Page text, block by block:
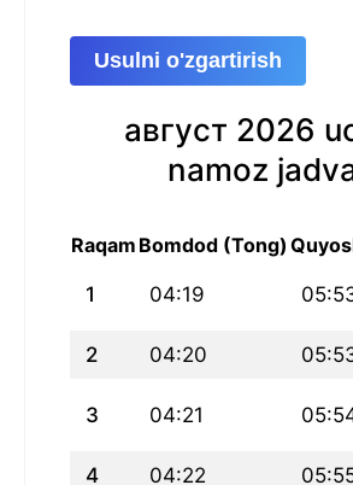
Usulni o'zgartirish
август 2026
namoz
Raqam Bomdod (Tong)
1 04:19
2 04:20
3 04:21
4 04:22